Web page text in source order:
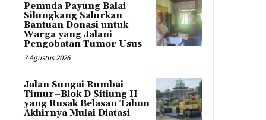
Pemuda Payung Balai
Silungkang Salurkan
Bantuan Donasi untuk
Warga yang Jalani
Pengobatan Tumor Usus
7 Agustus 2026
Jalan Sungai Rumbai
Timur–Blok D Sitiung II
yang Rusak Belasan Tahun
Akhirnya Mulai Diatasi